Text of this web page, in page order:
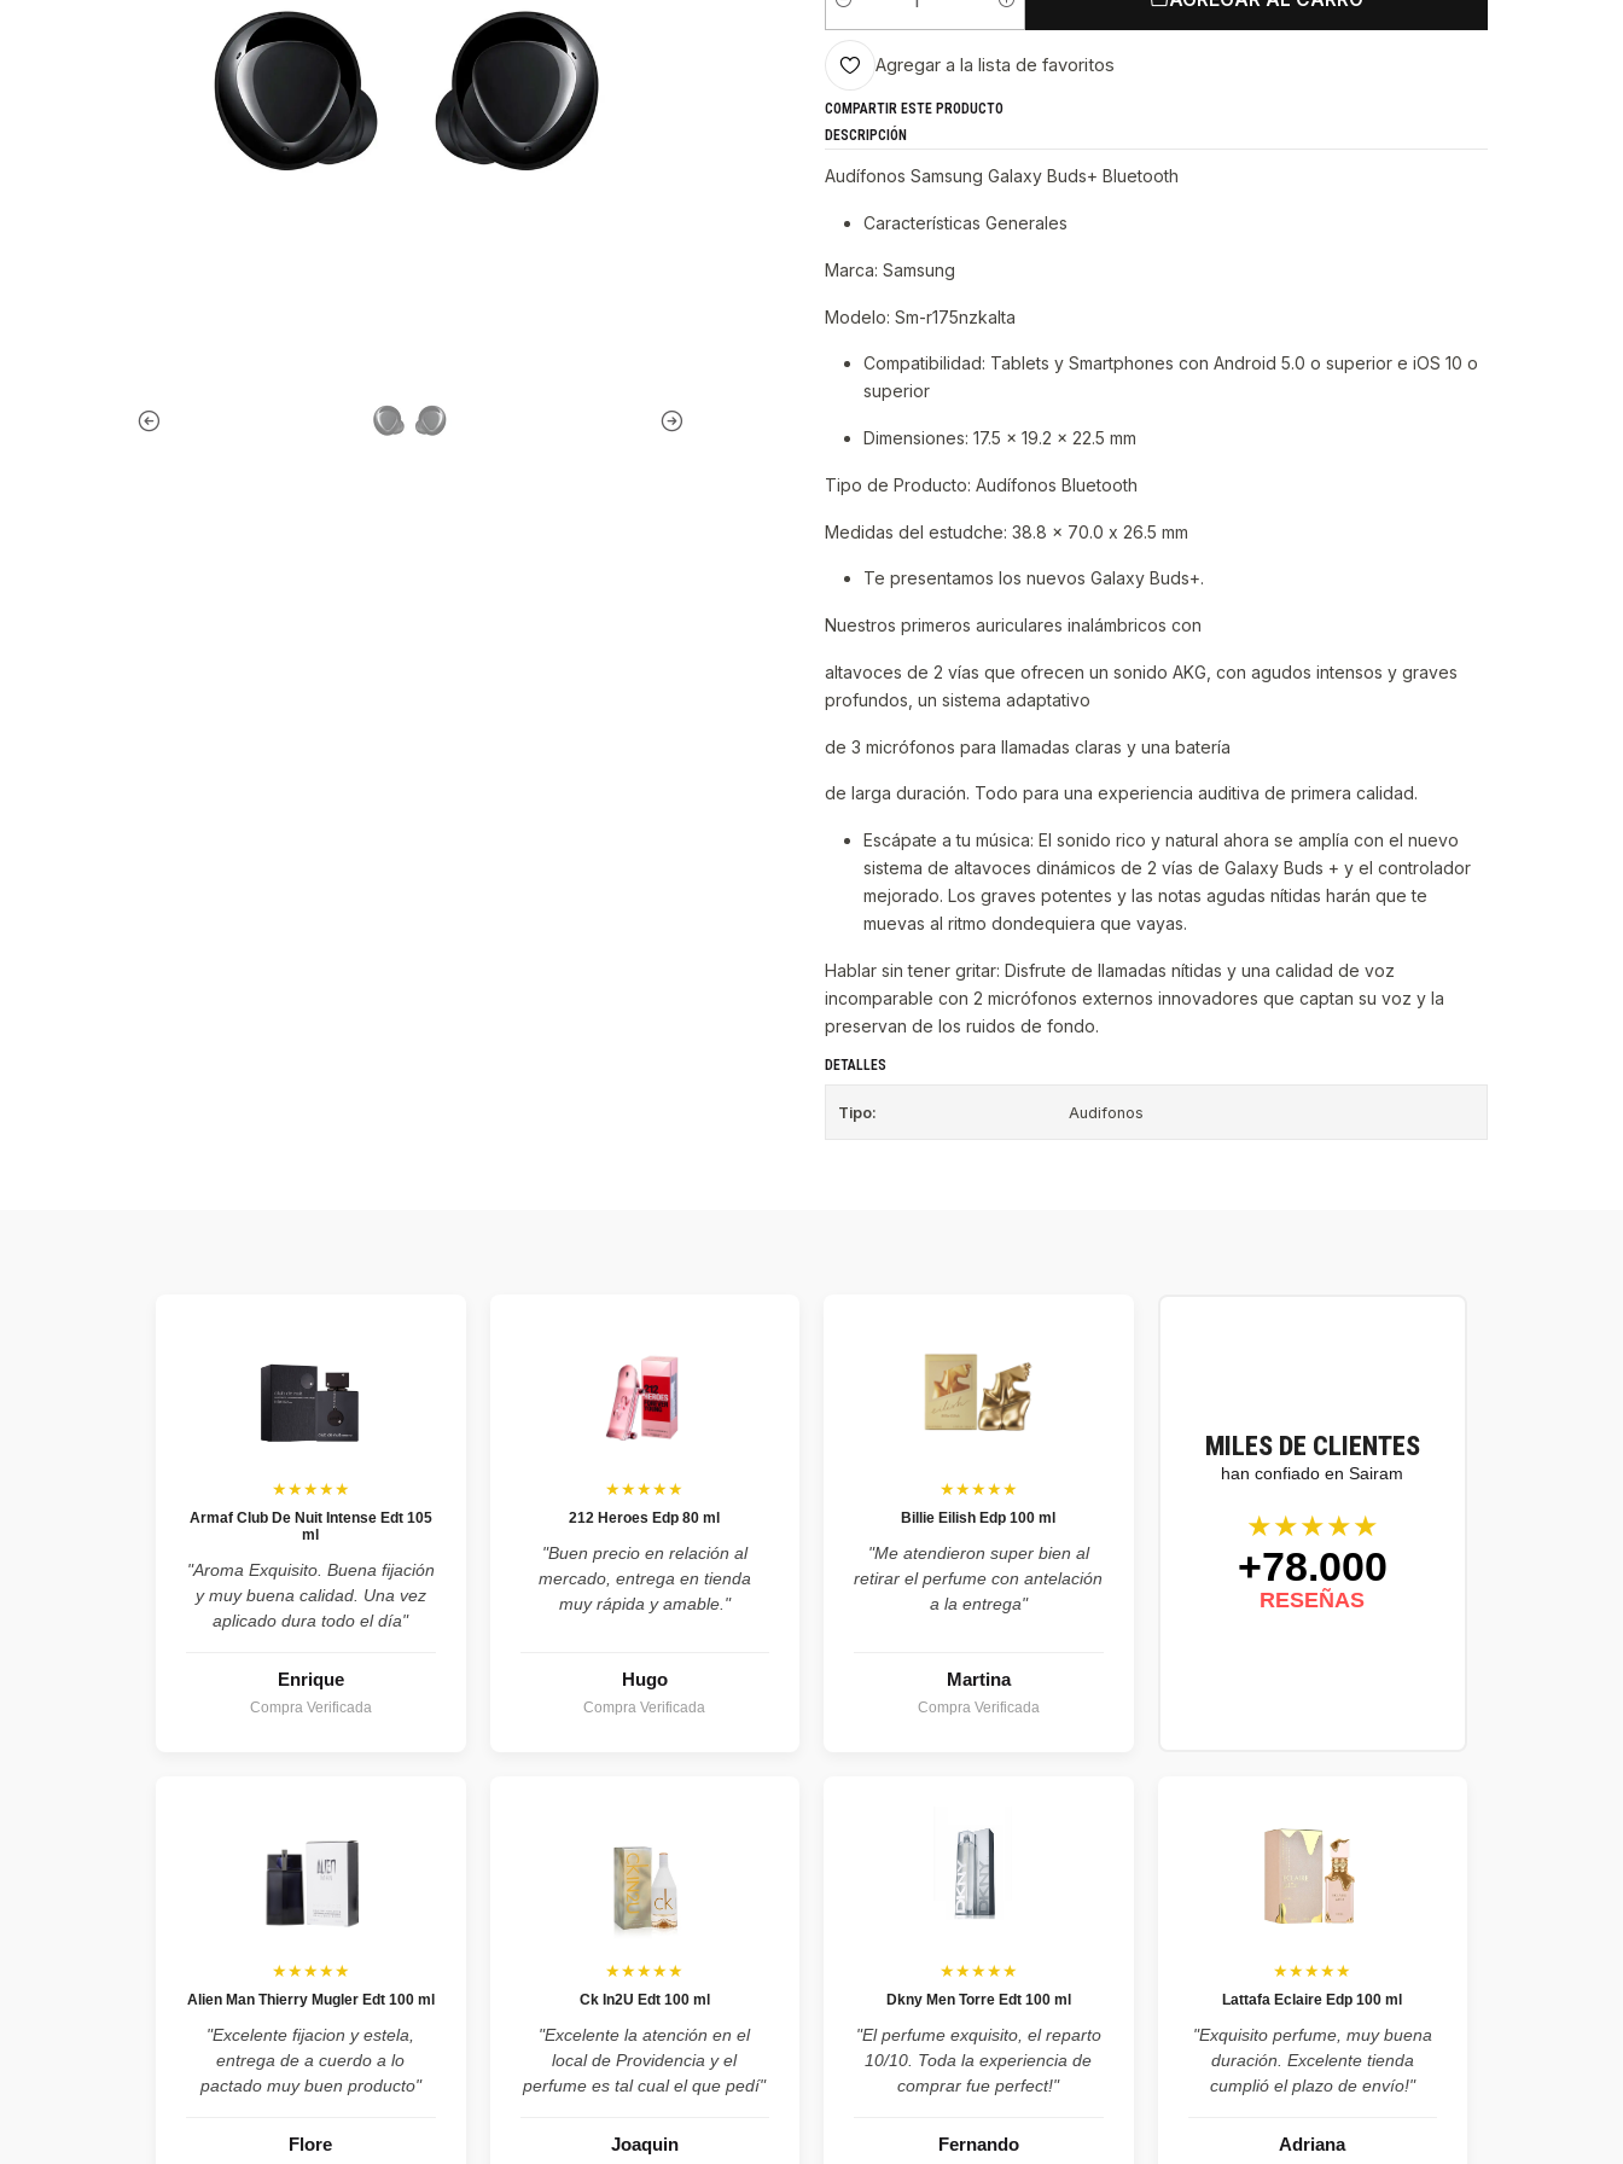
Cantidad
Agregar a la lista de favoritos
COMPARTIR ESTE PRODUCTO
DESCRIPCIÓN
Audífonos Samsung Galaxy Buds+ Bluetooth
Características Generales
Marca: Samsung
Modelo: Sm-r175nzkalta
Compatibilidad: Tablets y Smartphones con Android 5.0 o superior e iOS 10 o
superior
Dimensiones: 17.5 x 19.2 x 22.5 mm
Tipo de Producto: Audífonos Bluetooth
Medidas del estudche: 38.8 x 70.0 x 26.5 mm
Te presentamos los nuevos Galaxy Buds+.
Nuestros primeros auriculares inalámbricos con
altavoces de 2 vías que ofrecen un sonido AKG, con agudos intensos y graves
profundos, un sistema adaptativo
de 3 micrófonos para llamadas claras y una batería
de larga duración. Todo para una experiencia auditiva de primera calidad.
Escápate a tu música: El sonido rico y natural ahora se amplía con el nuevo
sistema de altavoces dinámicos de 2 vías de Galaxy Buds + y el controlador
mejorado. Los graves potentes y las notas agudas nítidas harán que te
muevas al ritmo dondequiera que vayas.
Hablar sin tener gritar: Disfrute de llamadas nítidas y una calidad de voz
incomparable con 2 micrófonos externos innovadores que captan su voz y la
preservan de los ruidos de fondo.
DETALLES
Tipo: Audifonos
MILES DE CLIENTES
han confiado en Sairam
★★★★★
+78.000
RESEÑAS
★★★★★
Armaf Club De Nuit Intense Edt 105
ml
"Aroma Exquisito. Buena fijación
y muy buena calidad. Una vez
aplicado dura todo el día"
Enrique
Compra Verificada
★★★★★
212 Heroes Edp 80 ml
"Buen precio en relación al
mercado, entrega en tienda
muy rápida y amable."
Hugo
Compra Verificada
★★★★★
Billie Eilish Edp 100 ml
"Me atendieron super bien al
retirar el perfume con antelación
a la entrega"
Martina
Compra Verificada
★★★★★
Alien Man Thierry Mugler Edt 100 ml
"Excelente fijacion y estela,
entrega de a cuerdo a lo
pactado muy buen producto"
Flore
★★★★★
Ck In2U Edt 100 ml
"Excelente la atención en el
local de Providencia y el
perfume es tal cual el que pedí"
Joaquin
★★★★★
Dkny Men Torre Edt 100 ml
"El perfume exquisito, el reparto
10/10. Toda la experiencia de
comprar fue perfect!"
Fernando
★★★★★
Lattafa Eclaire Edp 100 ml
"Exquisito perfume, muy buena
duración. Excelente tienda
cumplió el plazo de envío!"
Adriana